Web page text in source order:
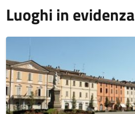
Luoghi in evidenza